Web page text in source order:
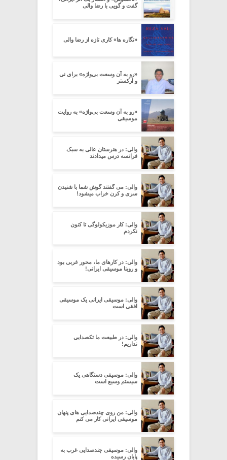
گفت و گویی با رضا والی
«نگاره ها» کاری تازه از رضا والی
«رو به آن وسعت بی‌واژه» برای نی
و ارکستر
«رو به آن وسعت بی‌واژه» به روایت
موسیقی
والی: در هنرستان عالی به سبک
فرانسه درس میدادند
والی: می گفتند گوش شما با شنیدن
سری و کرن خراب میشود!
والی: کار موزیکولوگی تا کنون
نکردم
والی: در کارهای ما، محور غربی بود
و روبنا موسیقی ایرانی!
والی: موسیقی ایرانی یک موسیقی
افقی است
والی: در طبیعت ما تکصدایی
نداریم!
والی: موسیقی دستگاهی یک
سیستم وسیع است
والی: من روی چندصدایی های پنهان
موسیقی ایرانی کار می کنم
والی: موسیقی چندصدایی غرب به
پایان رسیده